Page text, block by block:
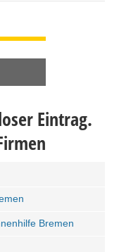
Eintrag.
Bremen